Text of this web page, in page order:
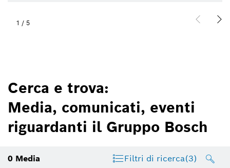
1 / 5
Cerca e trova:
Media, comunicati, eventi
riguardanti il Gruppo Bosch
0 Media Filtri di ricerca(3)